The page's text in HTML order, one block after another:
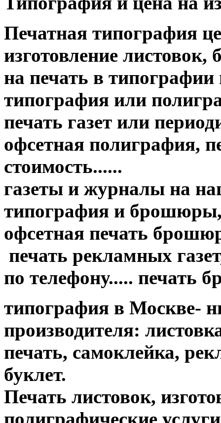
Печатная типография
изготовление листовок,
на печать в
типография или
печать газет или
офсетная полиграфия,
стоимость......
газеты и журналы на
типография и брошюры,
офсетная печать
печать рекламных
по телефону..... печать
типография в Москве-
производителя:
печать, самоклейка,
буклет.
Печать листовок,
полиграфические